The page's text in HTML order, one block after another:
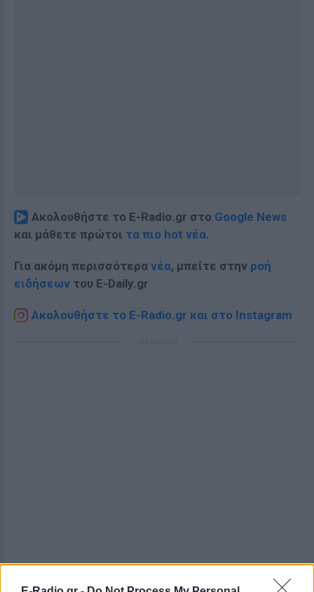
Ακολουθήστε το E-Radio.gr στο Google News
και μάθετε πρώτοι τα πιο hot νέα.
Για ακόμη περισσότερα νέα, μπείτε στην ροή
ειδήσεων του E-Daily.gr
Ακολουθήστε το E-Radio.gr και στο Instagram